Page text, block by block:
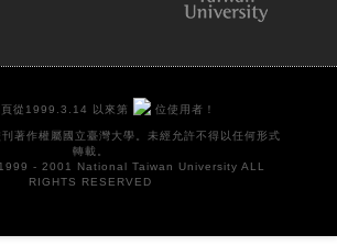
頁從1999.3.14 以來第 位使用者！
刊著作權屬國立臺灣大學。未經允許不得以任何形式
轉載。
- 2001 National Taiwan University ALL
RIGHTS RESERVED